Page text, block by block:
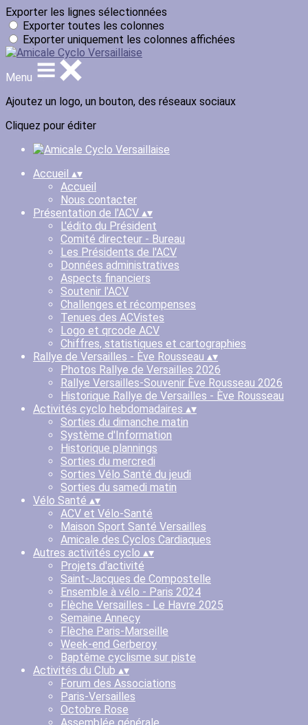
Exporter les lignes sélectionnées
Exporter toutes les colonnes
Exporter uniquement les colonnes affichées
Menu
Ajoutez un logo, un bouton, des réseaux sociaux
Cliquez pour éditer
Accueil ▴▾
Accueil
Nous contacter
Présentation de l'ACV ▴▾
L'édito du Président
Comité directeur - Bureau
Les Présidents de l'ACV
Données administratives
Aspects financiers
Soutenir l'ACV
Challenges et récompenses
Tenues des ACVistes
Logo et qrcode ACV
Chiffres, statistiques et cartographies
Rallye de Versailles - Ève Rousseau ▴▾
Photos Rallye de Versailles 2026
Rallye Versailles-Souvenir Ève Rousseau 2026
Historique Rallye de Versailles - Ève Rousseau
Activités cyclo hebdomadaires ▴▾
Sorties du dimanche matin
Système d'Information
Historique plannings
Sorties du mercredi
Sorties Vélo Santé du jeudi
Sorties du samedi matin
Vélo Santé ▴▾
ACV et Vélo-Santé
Maison Sport Santé Versailles
Amicale des Cyclos Cardiaques
Autres activités cyclo ▴▾
Projets d'activité
Saint-Jacques de Compostelle
Ensemble à vélo - Paris 2024
Flèche Versailles - Le Havre 2025
Semaine Annecy
Flèche Paris-Marseille
Week-end Gerberoy
Baptême cyclisme sur piste
Activités du Club ▴▾
Forum des Associations
Paris-Versailles
Octobre Rose